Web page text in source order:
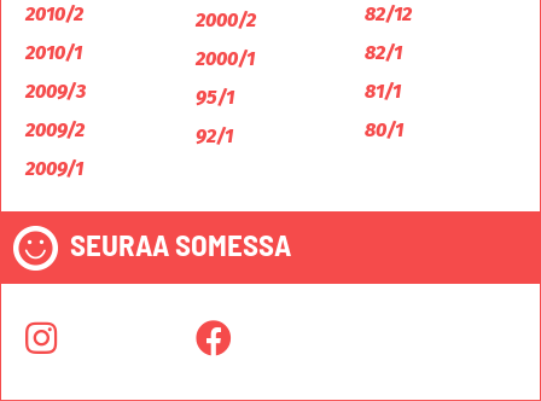
2010/2
2010/1
2009/3
2009/2
2009/1
2000/2
2000/1
95/1
92/1
82/12
82/1
81/1
80/1
SEURAA SOMESSA